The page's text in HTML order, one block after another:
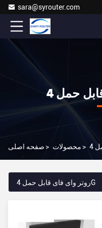
sara@syrouter.com
صفحه اصلی > محصولات >
روتر وای فای قابل حمل 4G